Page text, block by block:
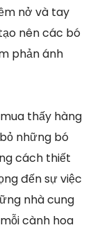
nở và tay
nên các bó
phản ánh
thấy hàng
những bó
cách thiết
đến sự việc
nhà cung
cành hoa